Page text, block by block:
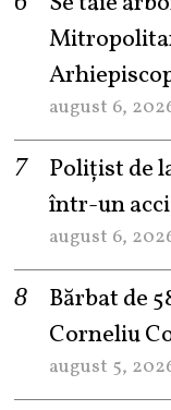
august 6,
Polițist de
într-un
august 6,
Bărbat de
Corneliu
august 5,